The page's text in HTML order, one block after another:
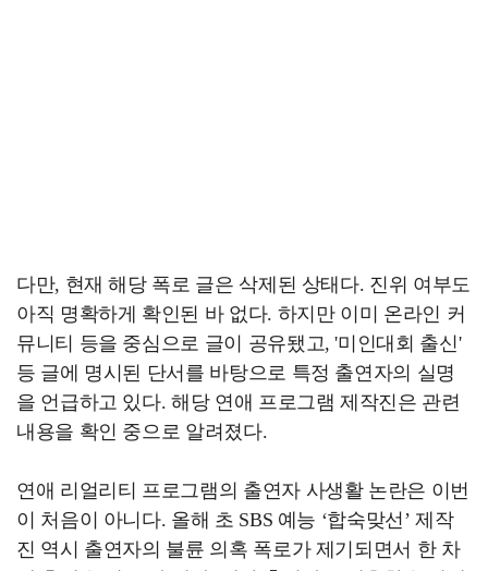
다만, 현재 해당 폭로 글은 삭제된 상태다. 진위 여부도
아직 명확하게 확인된 바 없다. 하지만 이미 온라인 커
뮤니티 등을 중심으로 글이 공유됐고, '미인대회 출신'
등 글에 명시된 단서를 바탕으로 특정 출연자의 실명
을 언급하고 있다. 해당 연애 프로그램 제작진은 관련
내용을 확인 중으로 알려졌다.
연애 리얼리티 프로그램의 출연자 사생활 논란은 이번
이 처음이 아니다. 올해 초 SBS 예능 ‘합숙맞선’ 제작
진 역시 출연자의 불륜 의혹 폭로가 제기되면서 한 차